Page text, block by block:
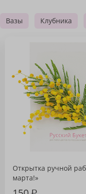
Вазы Клубника
Открытка ручной
марта!»